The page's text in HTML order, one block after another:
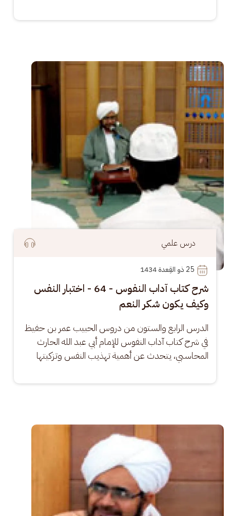
الصورة
درس علمي
25
شرح كتاب آداب النفوس - 64 - اختبار النفس
وكيف يكون شكر النعم
الدرس الرابع والستون من دروس الحبيب عمر بن حفيظ
في شرح كتاب آداب النفوس للإمام أبي عبد الله الحارث
المحاسبي، يتحدث عن أهمية تهذيب النفس وتزكيتها
الصورة